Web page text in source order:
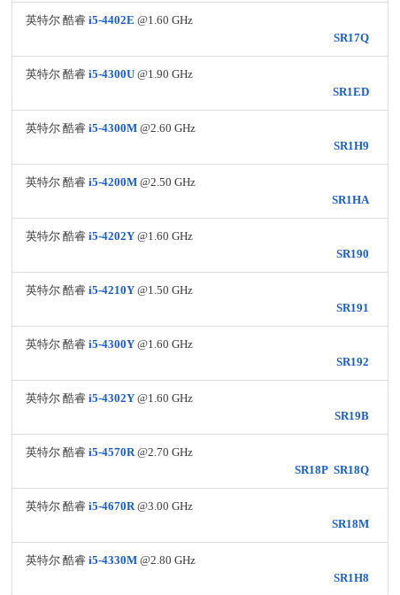
英特尔 酷睿 i5-4402E @1.60 GHz
SR17Q
英特尔 酷睿 i5-4300U@1.90 GHz
SR1ED
英特尔 酷睿 i5-4300M@2.60 GHz
SR1H9
英特尔 酷睿 i5-4200M@2.50 GHz
SR1HA
英特尔 酷睿 i5-4202Y@1.60 GHz
SR190
英特尔 酷睿 i5-4210Y@1.50 GHz
SR191
英特尔 酷睿 i5-4300Y@1.60 GHz
SR192
英特尔 酷睿 i5-4302Y@1.60 GHz
SR19B
英特尔 酷睿 i5-4570R@2.70 GHz
SR18P SR18Q
英特尔 酷睿 i5-4670R@3.00 GHz
SR18M
英特尔 酷睿 i5-4330M@2.80 GHz
SR1H8